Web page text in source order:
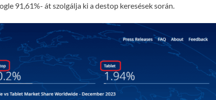
91,61%- át szolgálja ki a destop keresések során.